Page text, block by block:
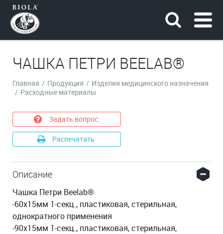
ЧАШКА ПЕТРИ BEELAB®
Главная / Продукция / Изделия медицинского назначения
/ Расходные материалы
Задать вопрос
Распечатать
Описание
Чашка Петри Beelab®
-60х15мм 1-секц., пластиковая, стерильная,
однократного применения
-90х15мм 1-секц., пластиковая, стерильная,